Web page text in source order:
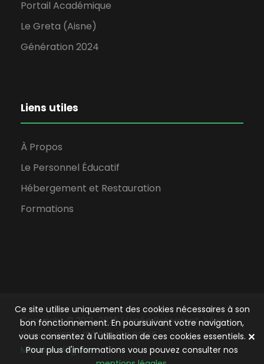
Ce site utilise uniquement des cookies nécessaires à son
bon fonctionnement. En poursuivant votre navigation,
vous consentez à l'utilisation de ces cookies essentiels.
Pour plus d'informations vous pouvez consulter nos
✕
Portail Académique
Le Greta (Aisne)
Génération 2024
Liens utiles
À Propos
Le Personnel Éducatif
Hébergement et Restauration
Formations
Copyright © 2021-2026 | Lycée Polyvalent Jules
Verne | SIRET : 190 200 014 00016
Mentions légales